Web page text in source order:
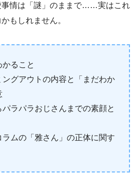
事情は「謎」のままで……実はこれ
もしれません。
ること
ングアウトの内容と「まだわか
パラパラおじさんまでの素顔と
ラムの「雅さん」の正体に関す